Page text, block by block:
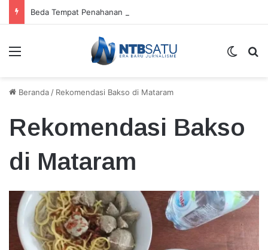
Menu
Beranda / Rekomendasi Bakso di Mataram
Rekomendasi Bakso
di Mataram